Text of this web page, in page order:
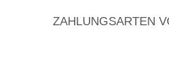
ZAHLUNGSARTEN